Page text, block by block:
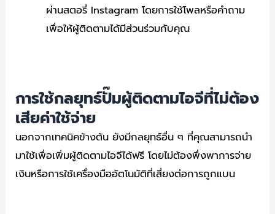
ผ่านสตอรี่ Instagram โดยการใช้โพลหรือคำถาม
เพื่อให้ผู้ติดตามได้มีส่วนร่วมกับคุณ
การใช้กลยุทธ์ปั๊มผู้ติดตามไอจีที่ไม่ต้อง
เสียค่าใช้จ่าย
นอกจากเทคนิคข้างต้น ยังมีกลยุทธ์อื่น ๆ ที่คุณสามารถนำ
มาใช้เพื่อเพิ่มผู้ติดตามไอจีได้ฟรี โดยไม่ต้องพึ่งพาการจ่าย
เงินหรือการใช้เครื่องมืออัตโนมัติที่เสี่ยงต่อการถูกแบน